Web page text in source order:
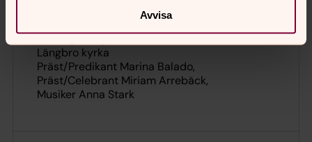
Avvisa
söndag 9 augusti 2026·10.00–11.00
Längbro kyrka
Präst/Predikant Marina Balado
Präst/Celebrant Miriam Arrebäck
Musiker Anna Stark